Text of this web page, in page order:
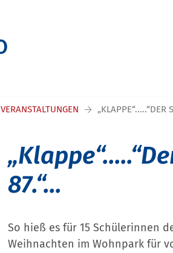
VERANSTALTUNGEN „KLAPPE“.....“DER
87.“...
So hieß es für 15 Schülerinnen
Weihnachten im Wohnpark für